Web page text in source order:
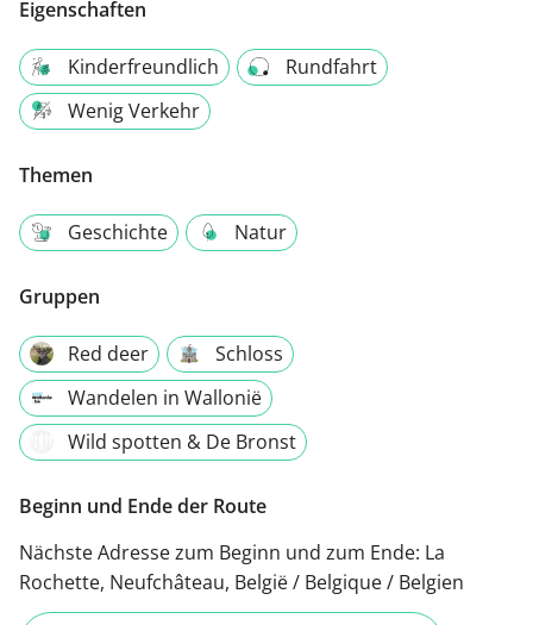
Eigenschaften
Kinderfreundlich
Rundfahrt
Wenig Verkehr
Themen
Geschichte Natur
Gruppen
Red deer
Schloss
Wandelen in Wallonië
Wild spotten & De Bronst
Beginn und Ende der Route
Nächste Adresse zum Beginn und zum Ende: La
Rochette, Neufchâteau, België / Belgique / Belgien